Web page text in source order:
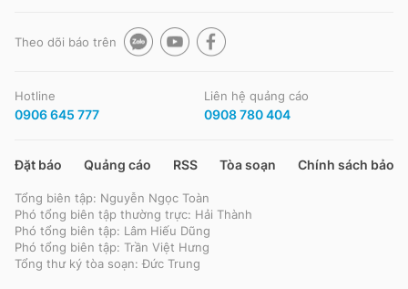
Theo dõi báo trên
Hotline
0906 645 777
Liên hệ quảng cáo
0908 780 404
Đặt báo Quảng cáo RSS Tòa soạn Chính sách bảo
Tổng biên tập: Nguyễn Ngọc Toàn
Phó tổng biên tập thường trực: Hải Thành
Phó tổng biên tập: Lâm Hiếu Dũng
Phó tổng biên tập: Trần Việt Hưng
Tổng thư ký tòa soạn: Đức Trung